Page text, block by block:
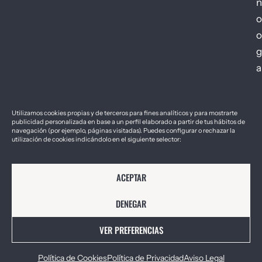
Utilizamos cookies propias y de terceros para fines analíticos y para mostrarte
publicidad personalizada en base a un perfil elaborado a partir de tus hábitos de
navegación (por ejemplo, páginas visitadas). Puedes configurar o rechazar la
utilización de cookies indicándolo en el siguiente selector:
ACEPTAR
DENEGAR
VER PREFERENCIAS
Política de CookiesPolítica de PrivacidadAviso Legal
n
o
a